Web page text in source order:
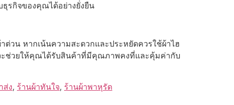
รกิจของคุณได้อย่างยั่งยืน
ต่วน หากเน้นความสะดวกและประหยัดควรใช้ผ้าไฮ
ะช่วยให้คุณได้รับสินค้าที่มีคุณภาพคงที่และคุ้มค่ากับ
ส่ง, ร้านผ้าทันใจ, ร้านผ้าพาหุรัด